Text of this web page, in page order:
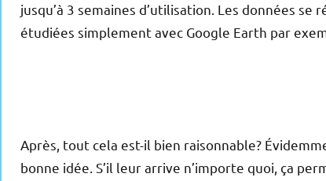
jusqu’à 3 semaines d’utilisation. Les données
étudiées simplement avec Google Earth par
Après, tout cela est-il bien raisonnable?
bonne idée. S’il leur arrive n’importe quoi, ça